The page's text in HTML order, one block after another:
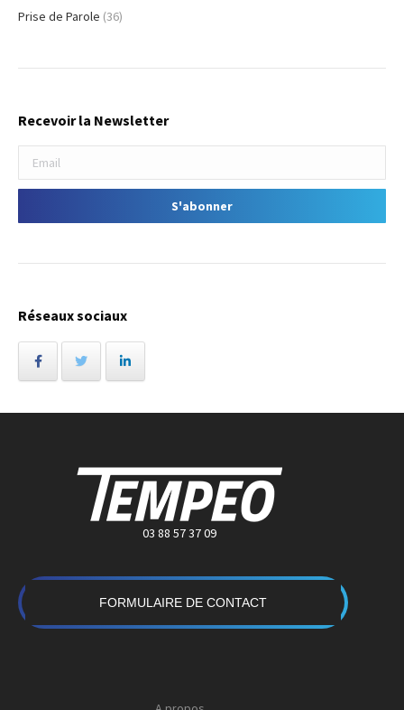
Prise de Parole (36)
Recevoir la Newsletter
Réseaux sociaux
03 88 57 37 09
FORMULAIRE DE CONTACT